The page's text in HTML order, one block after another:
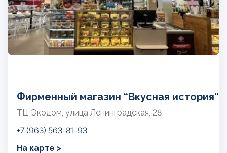
Фирменный магазин “Вкусная история”
ТЦ Экодом, улица Ленинградская, 28
+7 (963) 563-81-93
На карте >